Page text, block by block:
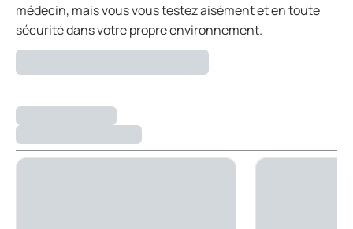
médecin, mais vous vous testez aisément et en toute
sécurité dans votre propre environnement.